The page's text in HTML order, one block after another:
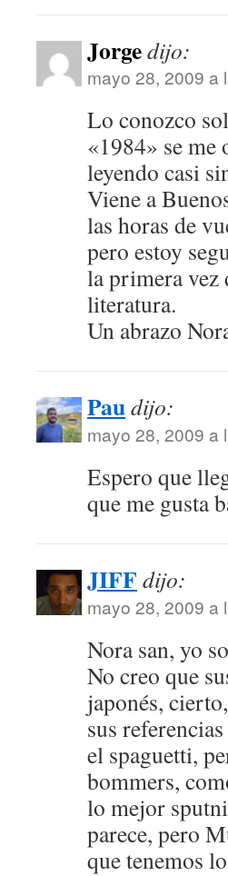
Jorgedijo:
mayo 28, 2009 a
Lo conozco
«1984» se me
leyendo casi
Viene a
las horas de
pero estoy
la primera vez
literatura.
Un abrazo
Paudijo:
mayo 28, 2009 a
Espero que
que me gusta
JIFF dijo:
mayo 28, 2009 a
Nora san, yo
No creo que
japonés,
sus
el spaguetti,
bommers,
lo mejor
parece, pero
que tenemos